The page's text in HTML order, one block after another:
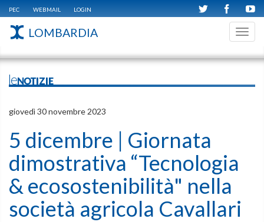
PEC WEBMAIL LOGIN
LOMBARDIA
leNOTIZIE
giovedì 30 novembre 2023
5 dicembre | Giornata
dimostrativa “Tecnologia
& ecosostenibilità" nella
società agricola Cavallari